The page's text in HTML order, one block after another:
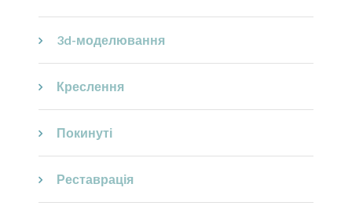
3d-моделювання
Креслення
Покинуті
Реставрація